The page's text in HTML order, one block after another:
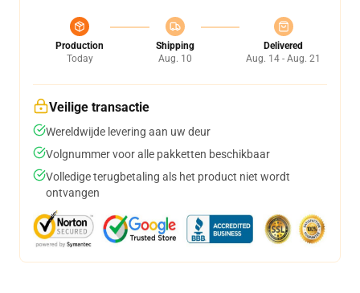
Production
Today
Shipping
Aug. 10
Delivered
Aug. 14 - Aug. 21
Veilige transactie
Wereldwijde levering aan uw deur
Volgnummer voor alle pakketten beschikbaar
Volledige terugbetaling als het product niet wordt
ontvangen